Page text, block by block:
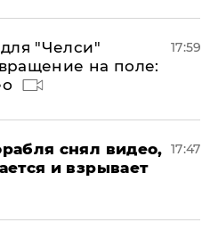
"Челси"
на поле:
17:59
снял видео,
и взрывает
17:47